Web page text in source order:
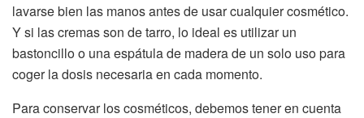
lavarse bien las manos antes de usar cualquier cosmético.
Y si las cremas son de tarro, lo ideal es utilizar un
bastoncillo o una espátula de madera de un solo uso para
coger la dosis necesaria en cada momento.
Para conservar los cosméticos, debemos tener en cuenta